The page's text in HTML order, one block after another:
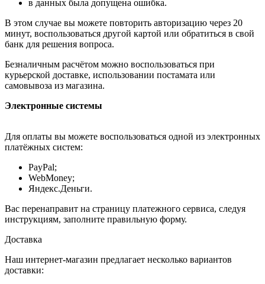
в данных была допущена ошибка.
В этом случае вы можете повторить авторизацию через 20
минут, воспользоваться другой картой или обратиться в свой
банк для решения вопроса.
Безналичным расчётом можно воспользоваться при
курьерской доставке, использовании постамата или
самовывоза из магазина.
Электронные системы
Для оплаты вы можете воспользоваться одной из электронных
платёжных систем:
PayPal;
WebMoney;
Яндекс.Деньги.
Вас перенаправит на страницу платежного сервиса, следуя
инструкциям, заполните правильную форму.
Доставка
Наш интернет-магазин предлагает несколько вариантов
доставки: